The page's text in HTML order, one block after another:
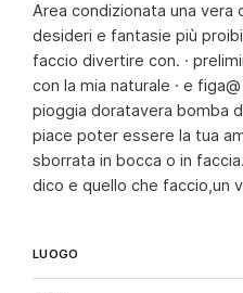
Area condizionata una vera
desideri e fantasie più
faccio divertire con. ·
con la mia naturale · e
pioggia doratavera bomba
piace poter essere la tua
sborrata in bocca o in
dico e quello che faccio,un
LUOGO